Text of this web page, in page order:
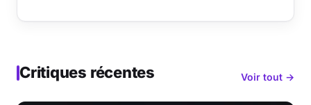
Critiques récentes Voir tout →